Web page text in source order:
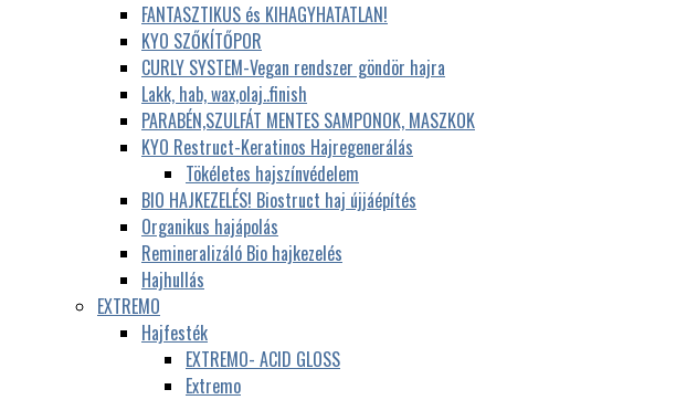
FANTASZTIKUS és KIHAGYHATATLAN!
KYO SZŐKÍTŐPOR
CURLY SYSTEM-Vegan rendszer göndör hajra
Lakk, hab, wax,olaj..finish
PARABÉN,SZULFÁT MENTES SAMPONOK, MASZKOK
KYO Restruct-Keratinos Hajregenerálás
Tökéletes hajszínvédelem
BIO HAJKEZELÉS! Biostruct haj újjáépítés
Organikus hajápolás
Remineralizáló Bio hajkezelés
Hajhullás
EXTREMO
Hajfesték
EXTREMO- ACID GLOSS
Extremo